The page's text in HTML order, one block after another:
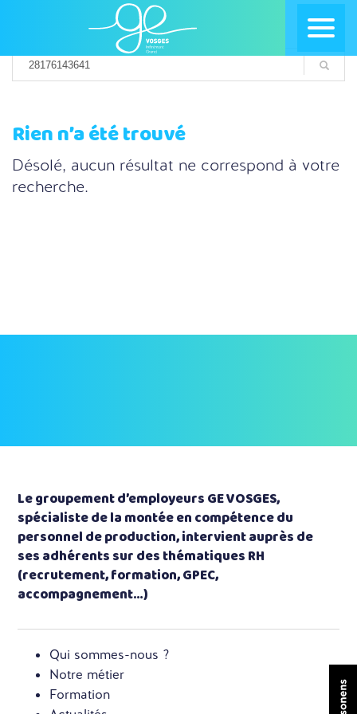
Rien n’a été trouvé
Désolé, aucun résultat ne correspond à votre
recherche.
Le groupement d’employeurs GE VOSGES,
spécialiste de la montée en compétence du
personnel de production, intervient auprès de
ses adhérents sur des thématiques RH
(recrutement, formation, GPEC,
accompagnement…)
Qui sommes-nous ?
Notre métier
Formation